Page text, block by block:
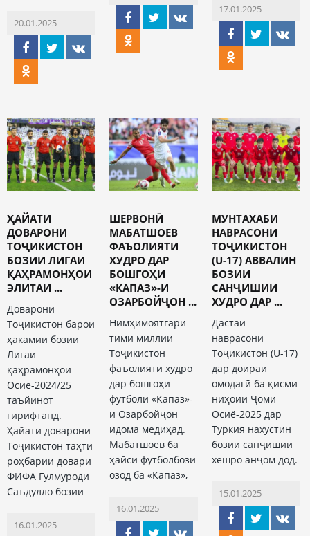
20.01.2025
17.01.2025
ҲАЙАТИ
ДОВАРОНИ
ТОҶИКИСТОН
БОЗИИ ЛИГАИ
ҚАҲРАМОНҲОИ
ЭЛИТАИ ...
Доварони
Тоҷикистон барои
ҳакамии бозии
Лигаи
қаҳрамонҳои
Осиё-2024/25
таъйинот
гирифтанд.
Ҳайати доварони
Тоҷикистон таҳти
роҳбарии довари
ФИФА Гулмуроди
Саъдулло бозии
16.01.2025
ШЕРВОНӢ
МАБАТШОЕВ
ФАЪОЛИЯТИ
ХУДРО ДАР
БОШГОҲИ
«КАПАЗ»-И
ОЗАРБОЙҶОН ...
Нимҳимоятгари
тими миллии
Тоҷикистон
фаъолияти худро
дар бошгоҳи
футболи «Капаз»-
и Озарбойҷон
идома медиҳад.
Мабатшоев ба
ҳайси футболбози
озод ба «Капаз»,
16.01.2025
МУНТАХАБИ
НАВРАСОНИ
ТОҶИКИСТОН
(U-17) АВВАЛИН
БОЗИИ
САНҶИШИИ
ХУДРО ДАР ...
Дастаи
наврасони
Тоҷикистон (U-17)
дар доираи
омодагӣ ба қисми
ниҳоии Ҷоми
Осиё-2025 дар
Туркия нахустин
бозии санҷишии
хешро анҷом дод.
15.01.2025